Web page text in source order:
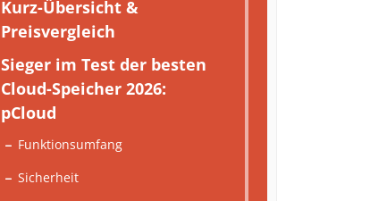
Kurz-Übersicht &
Preisvergleich
Sieger im Test der besten
Cloud-Speicher 2026:
pCloud
Funktionsumfang
Sicherheit